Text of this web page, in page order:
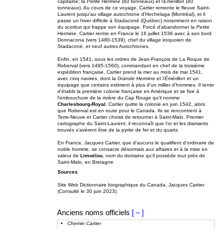
capitaine; la Petite Hermine (60 tonneaux) et l'Émérillon (40
tonneaux). Au cours de ce voyage, Cartier remonte le fleuve Saint-
Laurent jusqu'au village autochtone d'Hochelaga (Montréal), et il
passe un hiver difficile à Stadaconé (Québec) notamment en raison
du scorbut qui frappe son équipage. Forcé d'abandonner la Petite
Hermine , Cartier rentre en France le 16 juillet 1536 avec à son bord
Donnacona (vers 1480-1539), chef du village iroquoien de
Stadaconé, et neuf autres Autochtones.
Enfin, en 1541, sous les ordres de Jean-François de La Roque de
Roberval (vers 1495-1560), commandant en chef de la troisième
expédition française, Cartier prend la mer au mois de mai 1541,
avec cinq navires, dont la Grande Hermine et l'Émérillon et un
équipage que certains estiment à plus d'un millier d'hommes. Il tente
d'établir la première colonie française en Amérique et se fixe à
l'embouchure de la rivière du Cap Rouge qu'il nomme
Charlesbourg-Royal . Cartier quitte la colonie en juin 1542, alors
que Roberval est en route pour le Canada. Ils se rencontrent à
Terre-Neuve et Cartier choisit de retourner à Saint-Malo. Premier
cartographe du Saint-Laurent, il reconnaît que l'or et les diamants
trouvés s'avèrent être de la pyrite de fer et du quartz.
En France, Jacques Cartier, que d'aucuns le qualifient d'ordinaire de
noble homme, se consacre désormais aux affaires et à la mise en
valeur de Limoëlou , nom du domaine qu'il possède tout près de
Saint-Malo, en Bretagne.
Sources
Site Web Dictionnaire biographique du Canada, Jacques Cartier.
(Consulté le 30 juin 2023).
Anciens noms officiels [ – ]
Chemin Cartier